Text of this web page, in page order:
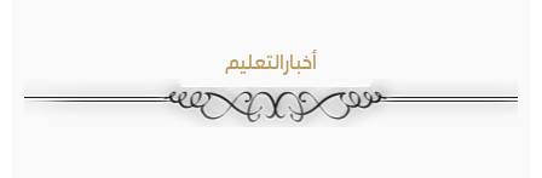
أخبارالتعليم